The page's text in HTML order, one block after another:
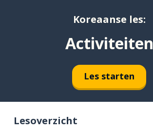
Koreaanse les:
Activiteiten
Les starten
Lesoverzicht